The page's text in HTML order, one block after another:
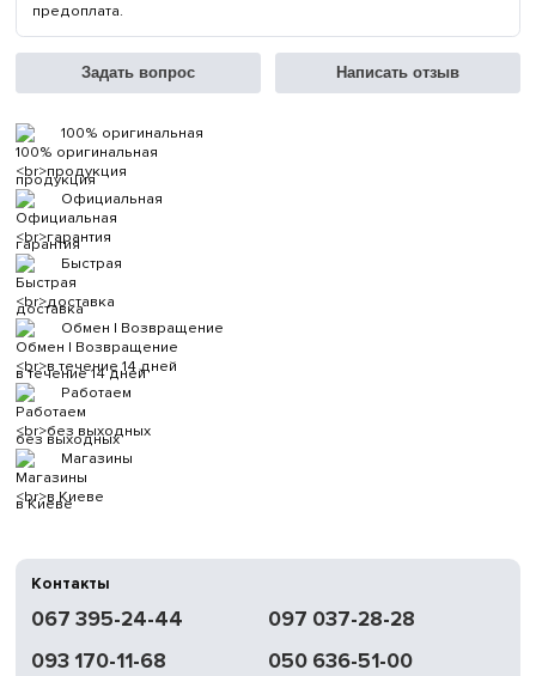
предоплата.
Задать вопрос Написать отзыв
100% оригинальная
продукция
Официальная
гарантия
Быстрая
доставка
Обмен | Возвращение
в течение 14 дней
Работаем
без выходных
Магазины
в Киеве
Контакты
067 395-24-44
097 037-28-28
093 170-11-68
050 636-51-00